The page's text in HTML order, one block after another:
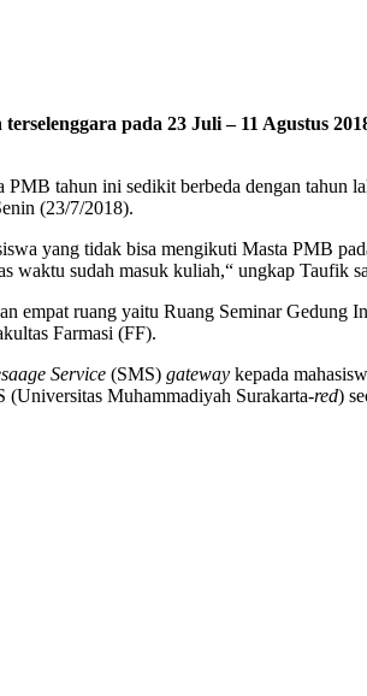
pada 23 Juli – 11 Agustus
tahun ini sedikit berbeda dengan tahun
(23/7/2018).
yang tidak bisa mengikuti Masta PMB
waktu sudah masuk kuliah,“ ungkap Taufik
empat ruang yaitu Ruang Seminar
Farmasi (FF).
Service (SMS) gateway kepada
(Universitas Muhammadiyah Surakarta-red)